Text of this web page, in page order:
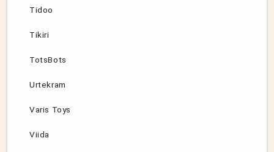
Tidoo
Tikiri
TotsBots
Urtekram
Varis Toys
Viida